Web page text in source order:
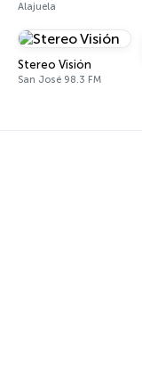
Alajuela
Stereo Visión
San José 98.3 FM